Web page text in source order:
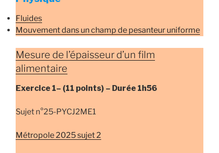
Fluides
Mouvement dans un champ de pesanteur uniforme
Mesure de l’épaisseur d’un film
alimentaire
Exercice 1– (11 points) – Durée 1h56
Sujet n°25-PYCJ2ME1
Métropole 2025 sujet 2